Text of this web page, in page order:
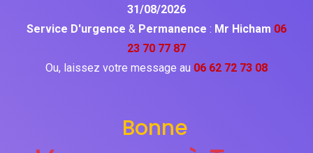
31/08/2026
Service D'urgence & Permanence : Mr Hicham 06
23 70 77 87
Ou, laissez votre message au 06 62 72 73 08
Bonne